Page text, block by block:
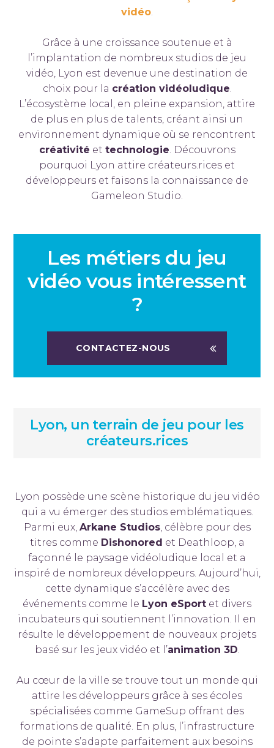
vidéo
Grâce à une croissance soutenue et à
l’implantation de nombreux studios de jeu
vidéo, Lyon est devenue une destination de
choix pour la création vidéoludique
L’écosystème local, en pleine expansion, attire
de plus en plus de talents, créant ainsi un
environnement dynamique où se rencontrent
créativité et technologie . Découvrons
pourquoi Lyon attire créateurs.rices et
développeurs et faisons la connaissance de
Gameleon Studio.
Les métiers du jeu
vidéo vous intéressent
?
CONTACTEZ-NOUS
Lyon, un terrain de jeu pour les
créateurs.rices
Lyon possède une scène historique du jeu vidéo
qui a vu émerger des studios emblématiques.
Parmi eux, Arkane Studios, célèbre pour des
titres comme Dishonored et Deathloop, a
façonné le paysage vidéoludique local et a
inspiré de nombreux développeurs. Aujourd’hui,
cette dynamique s’accélère avec des
événements comme le Lyon eSport et divers
incubateurs qui soutiennent l’innovation. Il en
résulte le développement de nouveaux projets
basé sur les jeux vidéo et l’animation 3D
Au cœur de la ville se trouve tout un monde qui
attire les développeurs grâce à ses écoles
spécialisées comme GameSup offrant des
formations de qualité. En plus, l’infrastructure
de pointe s’adapte parfaitement aux besoins